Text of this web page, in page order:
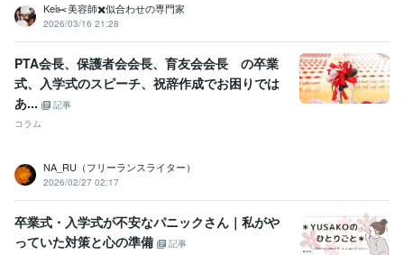
Kei✂️美容師✖️似合わせの専門家
2026/03/16 21:28
PTA会長、保護者会会長、育友会会長 の卒業
式、入学式のスピーチ、祝辞作成でお困りでは
あ...
記事
コラム
NA_RU（フリーランスライター）
2026/02/27 02:17
卒業式・入学式が不安なパニックさん｜私がや
っていた対策と心の準備
記事